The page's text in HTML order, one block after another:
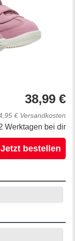
38,99 €
€ Versandkosten
Werktagen bei dir
Jetzt bestellen